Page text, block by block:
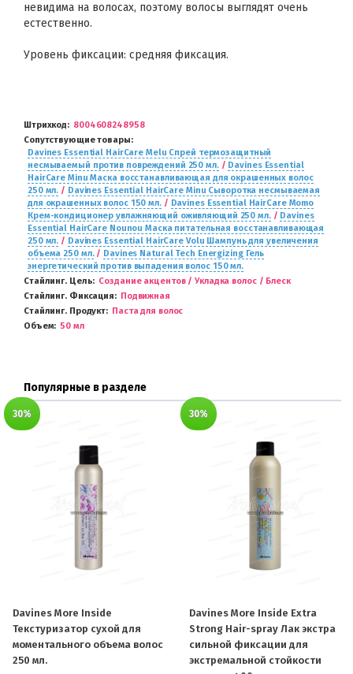
невидима на волосах, поэтому волосы выглядят очень
естественно.
Уровень фиксации: средняя фиксация.
Штрихкод
8004608248958
Сопутствующие товары
Davines Essential HairCare Melu Спрей термозащитный
несмываемый против повреждений 250 мл./ Davines Essential
HairCare Minu Маска восстанавливающая для окрашенных волос
250 мл. / Davines Essential HairCare Minu Сыворотка несмываемая
для окрашенных волос 150 мл./ Davines Essential HairCare Momo
Крем-кондиционер увлажняющий оживляющий 250 мл./ Davines
Essential HairCare Nounou Маска питательная восстанавливающая
250 мл. / Davines Essential HairCare Volu Шампунь для увеличения
объема 250 мл./ Davines Natural Tech Energizing Гель
энергетический против выпадения волос 150 мл.
Стайлинг. Цель
Создание акцентов / Укладка волос / Блеск
Стайлинг. Фиксация
Подвижная
Стайлинг. Продукт
Паста для волос
Объем
50 мл
Популярные в разделе
30%
Davines More Inside
Текстуризатор сухой для
моментального объема волос
250 мл.
30%
Davines More Inside Extra
Strong Hair-spray Лак экстра
сильной фиксации для
экстремальной стойкости